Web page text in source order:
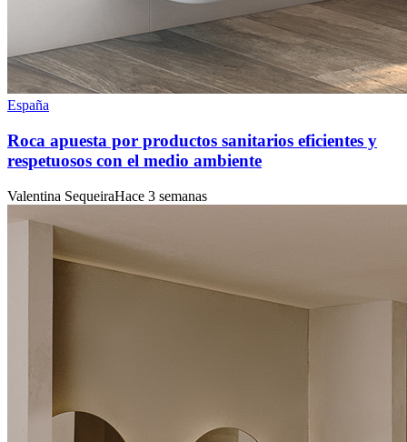
España
Roca apuesta por productos sanitarios eficientes y
respetuosos con el medio ambiente
Valentina SequeiraHace 3 semanas